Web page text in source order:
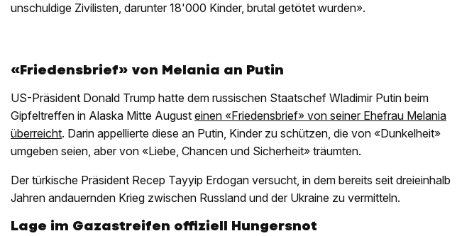
unschuldige Zivilisten, darunter 18'000 Kinder, brutal getötet wurden».
«Friedensbrief» von Melania an Putin
US-Präsident Donald Trump hatte dem russischen Staatschef Wladimir Putin beim
Gipfeltreffen in Alaska Mitte August einen «Friedensbrief» von seiner Ehefrau Melania
überreicht. Darin appellierte diese an Putin, Kinder zu schützen, die von «Dunkelheit»
umgeben seien, aber von «Liebe, Chancen und Sicherheit» träumten.
Der türkische Präsident Recep Tayyip Erdogan versucht, in dem bereits seit dreieinhalb
Jahren andauernden Krieg zwischen Russland und der Ukraine zu vermitteln.
Lage im Gazastreifen offiziell Hungersnot